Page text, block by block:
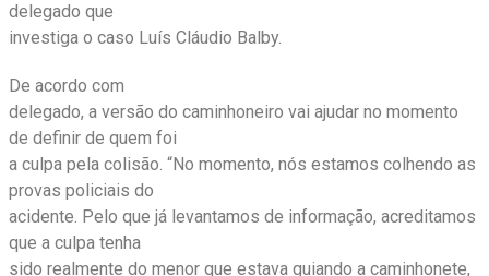
delegado que
investiga o caso Luís Cláudio Balby.
De acordo com
delegado, a versão do caminhoneiro vai ajudar no momento
de definir de quem foi
a culpa pela colisão. “No momento, nós estamos colhendo as
provas policiais do
acidente. Pelo que já levantamos de informação, acreditamos
que a culpa tenha
sido realmente do menor que estava guiando a caminhonete,